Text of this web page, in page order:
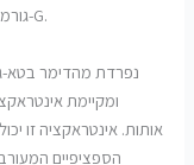
גורמת לשינוי קונפורמציה בקולטן, ומפעילה את חלבון ה-G.
ומקיימת
אותות. אינטראקציה זו